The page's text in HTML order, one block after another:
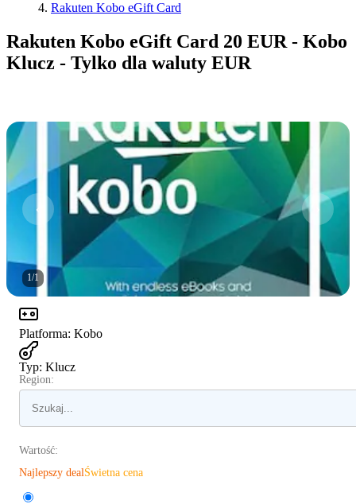
Rakuten Kobo eGift Card
Rakuten Kobo eGift Card 20 EUR - Kobo
Klucz - Tylko dla waluty EUR
1/1
Platforma: Kobo
Typ: Klucz
Region:
Wartość:
Najlepszy deal Świetna cena